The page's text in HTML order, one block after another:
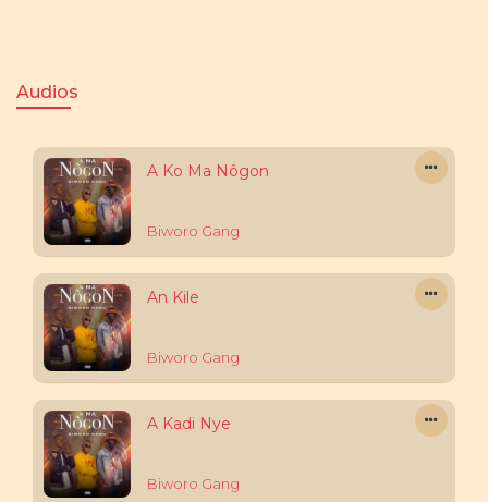
Audios
A Ko Ma Nôgon
Biworo Gang
An Kile
Biworo Gang
A Kadi Nye
Biworo Gang